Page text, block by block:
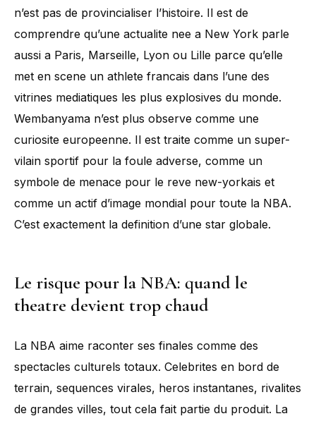
n’est pas de provincialiser l’histoire. Il est de
comprendre qu’une actualite nee a New York parle
aussi a Paris, Marseille, Lyon ou Lille parce qu’elle
met en scene un athlete francais dans l’une des
vitrines mediatiques les plus explosives du monde.
Wembanyama n’est plus observe comme une
curiosite europeenne. Il est traite comme un super-
vilain sportif pour la foule adverse, comme un
symbole de menace pour le reve new-yorkais et
comme un actif d’image mondial pour toute la NBA.
C’est exactement la definition d’une star globale.
Le risque pour la NBA: quand le
theatre devient trop chaud
La NBA aime raconter ses finales comme des
spectacles culturels totaux. Celebrites en bord de
terrain, sequences virales, heros instantanes, rivalites
de grandes villes, tout cela fait partie du produit. La